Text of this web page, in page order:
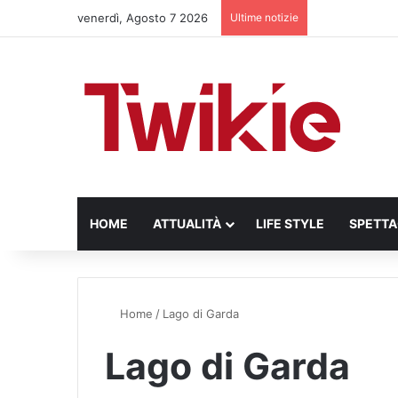
venerdì, Agosto 7 2026 Ultime notizie
HOME ATTUALITÀ LIFE STYLE
Home / Lago di Garda
Lago di Garda